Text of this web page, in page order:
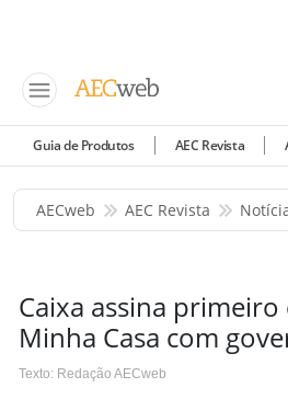
Guia de Produtos AEC Revista
AECweb AEC Revista
Caixa assina
Minha Casa com
Texto: Redação AECweb